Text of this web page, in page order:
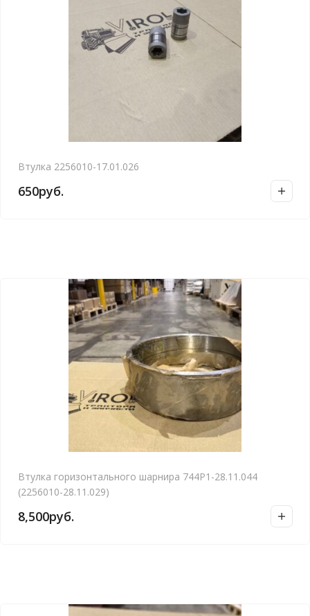
Втулка 2256010-17.01.026
650руб.
Втулка горизонтального шарнира 744Р1-28.11.044
(2256010-28.11.029)
8,500руб.